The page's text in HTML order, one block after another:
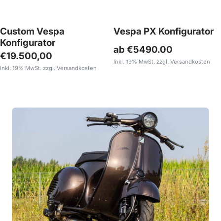
Custom Vespa
Konfigurator
Angebotspreis
€19.500,00
Inkl. 19% MwSt. zzgl. Versandkosten
Vespa PX Konfigurator
ab €5490.00
Inkl. 19% MwSt. zzgl. Versandkosten